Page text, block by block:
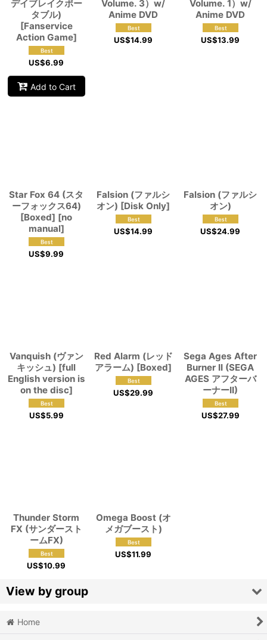
デイブレイクポー
タブル)
[Fanservice
Action Game]
US$6.99
Add to Cart
Volume. 3）w/
Anime DVD
US$14.99
Volume. 1）w/
Anime DVD
US$13.99
Star Fox 64 (スタ
ーフォックス64)
[Boxed] [no
manual]
US$9.99
Falsion (ファルシ
オン) [Disk Only]
US$14.99
Falsion (ファルシ
オン)
US$24.99
Vanquish (ヴァン
キッシュ) [full
English version is
on the disc]
US$5.99
Red Alarm (レッド
アラーム) [Boxed]
US$29.99
Sega Ages After
Burner II (SEGA
AGES アフターバ
ーナーII)
US$27.99
Thunder Storm
FX (サンダースト
ームFX)
US$10.99
Omega Boost (オ
メガブースト)
US$11.99
View by group
Action
Home